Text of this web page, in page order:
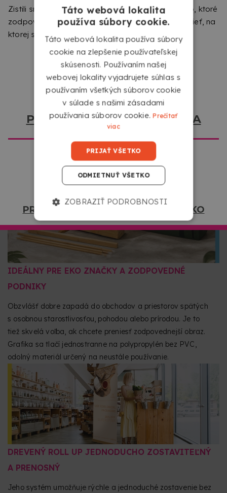
Zistili sme, že prezeráte z iného miesta ako miesto, ktoré
zodpovedá tejto webovej stránke. Dajte nám vedieť, na
ktorej stránke by ste chceli navštíviť.
PREJDITE NA COPYKREA USA
PREJDITE NA COPYKREA SLOVENSKO
NOSIČ S PRÍRODNÝM A UDRŽATEĽNÝM ŠTÝLOM
Tento Roll up vyniká svojou bambusovou konštrukciou,
ktorá mu dodáva prírodné a od tradičných nosičov odlišné
prevedenie. Je to možnosť určená pre tých, ktorí chcú
komunikovať v súlade so svojimi hodnotami, dbajúc tak o
správu, ako aj o nosič, na ktorom je prezentovaná.
IDEÁLNY PRE EKO ZNAČKY A ZODPOVEDNÉ
PODNIKY
Obzvlášť dobre zapadá do obchodov a priestorov spätých
s osobnou starostlivosťou, pohodou alebo prírodou. Je to
tiež skvelá voľba, ak chcete preniesť zodpovednejší obraz.
Grafika sa tlačí jednostranne na polypropylén bez PVC,
odolný materiál určený na neustále používanie.
DREVENÝ ROLL UP JEDNODUCHO ZOSTAVITEĽNÝ
A PRENOSNÝ
Jeho systém umožňuje rýchle a jednoduché zostavenie bez
Táto webová lokalita
používa súbory cookie.
Táto webová lokalita používa súbory
cookie na zlepšenie používateľskej
skúsenosti. Používaním našej
webovej lokality vyjadrujete súhlas s
používaním všetkých súborov cookie
v súlade s našimi zásadami
používania súborov cookie.Prečítať
viac
PRIJAŤ VŠETKO
ODMIETNUŤ VŠETKO
ZOBRAZIŤ PODROBNOSTI